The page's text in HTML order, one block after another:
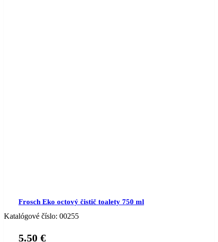
Frosch Eko octový čistič toalety 750 ml
Katalógové číslo: 00255
5.50 €